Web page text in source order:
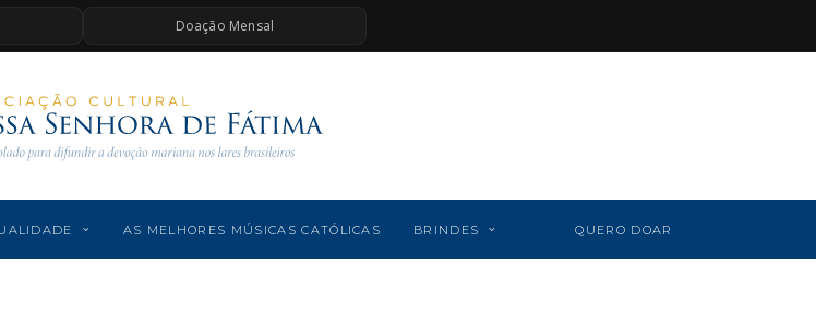
Doação Mensal
AS MELHORES MÚSICAS CATÓLICAS BRINDES QUERO DOAR